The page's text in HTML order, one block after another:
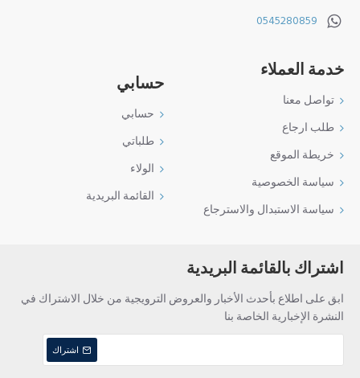
معرفة متى وأين تم تشغيل أو إيقاف المحرك
مغادرة المنطقة المحددة
مدخل الشريحة والذاكرة مزودان بمفتاح أمان لمنع العبث
تطبيق Tracksolid Pro
للربط مع الجوال (iOS / Android)
شركات تأجير السيارات
0545280859
خدمة العملاء
تواصل معنا
طلب ارجاع
خريطة الموقع
سياسة الخصوصية
سياسة الاستبدال والاسترجاع
حسابي
حسابي
طلباتي
الولاء
القائمة البريدية
اشتراك بالقائمة البريدية
ابق على اطلاع بأحدث الأخبار والعروض الترويجية من خلال الاشتراك في
النشرة الإخبارية الخاصة بنا
اشتراك